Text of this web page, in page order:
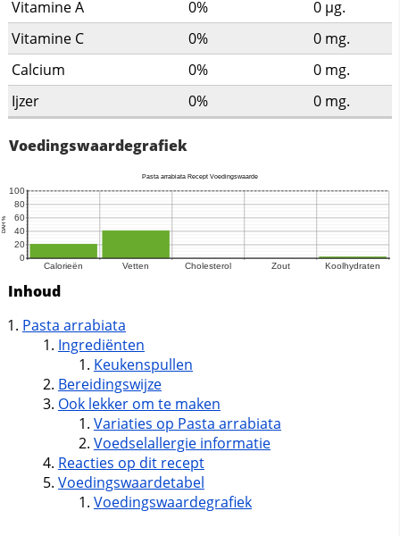
Vitamine A 0% 0 µg.
Vitamine C
0% 0 mg.
Calcium
0% 0 mg.
Ijzer
0% 0 mg.
Voedingswaardegrafiek
Inhoud
Pasta arrabiata
Ingrediënten
Keukenspullen
Bereidingswijze
Ook lekker om te maken
Variaties op Pasta arrabiata
Voedselallergie informatie
Reacties op dit recept
Voedingswaardetabel
Voedingswaardegrafiek